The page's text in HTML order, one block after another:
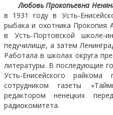
Любовь Прокопьевна
в 1931 году в Усть-
рыбака и охотника Прокопия
в Усть-Портовской школе-
педучилище, а затем
Работала в школах округа
литературы. В последующие
Усть-Енисейского
сотрудником газеты
редактором ненецких
радиокомитета.